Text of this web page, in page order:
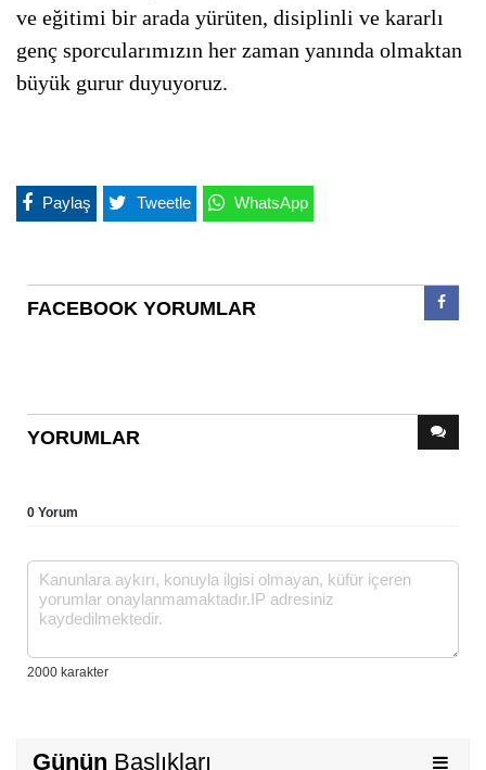
ve eğitimi bir arada yürüten, disiplinli ve kararlı
genç sporcularımızın her zaman yanında olmaktan
büyük gurur duyuyoruz.
Paylaş Tweetle WhatsApp
FACEBOOK YORUMLAR
YORUMLAR
0 Yorum
Günün Başlıkları